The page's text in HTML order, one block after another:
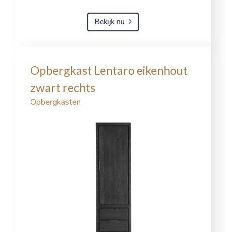
Bekijk nu
Opbergkast Lentaro eikenhout
zwart rechts
Opbergkasten